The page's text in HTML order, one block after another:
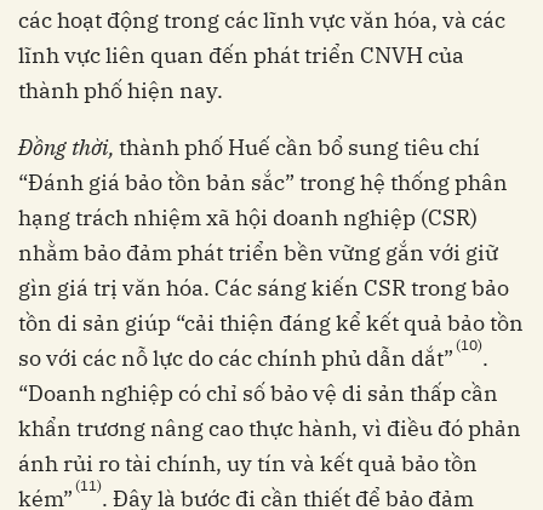
các hoạt động trong các lĩnh vực văn hóa, và các
lĩnh vực liên quan đến phát triển CNVH của
thành phố hiện nay.
Đồng thời, thành phố Huế cần bổ sung tiêu chí
“Đánh giá bảo tồn bản sắc” trong hệ thống phân
hạng trách nhiệm xã hội doanh nghiệp (CSR)
nhằm bảo đảm phát triển bền vững gắn với giữ
gìn giá trị văn hóa. Các sáng kiến CSR trong bảo
tồn di sản giúp “cải thiện đáng kể kết quả bảo tồn
so với các nỗ lực do các chính phủ dẫn dắt” (10).
“Doanh nghiệp có chỉ số bảo vệ di sản thấp cần
khẩn trương nâng cao thực hành, vì điều đó phản
ánh rủi ro tài chính, uy tín và kết quả bảo tồn
kém” (11). Đây là bước đi cần thiết để bảo đảm